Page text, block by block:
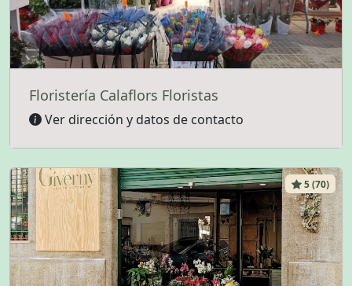
Floristería Calaflors Floristas
Ver dirección y datos de contacto
5 (70)